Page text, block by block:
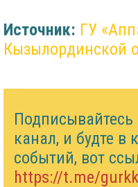
Источник: ГУ
Кызылординской
канал, и будте в
событий, вот
https://t.me/